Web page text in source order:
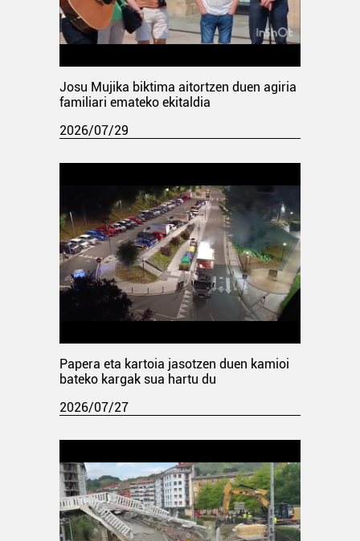
Josu Mujika biktima aitortzen duen agiria
familiari emateko ekitaldia
2026/07/29
Papera eta kartoia jasotzen duen kamioi
bateko kargak sua hartu du
2026/07/27